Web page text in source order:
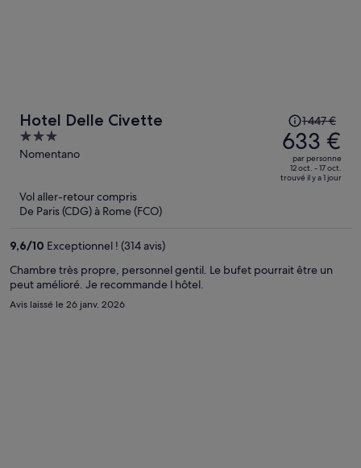
Hotel Delle Civette
3
out
5
Nomentano
Le
prix
était
de
1 447 €.
de
1 447 €
633 €
par personne
12 oct. - 17 oct.
trouvé il y a 1 jour
Vol aller-retour compris
De Paris (CDG) à Rome (FCO)
9,6/10 Exceptionnel ! (314 avis)
Chambre très propre, personnel gentil. Le bufet pourrait être un
peut amélioré. Je recommande l hôtel.
Avis laissé le 26 janv. 2026